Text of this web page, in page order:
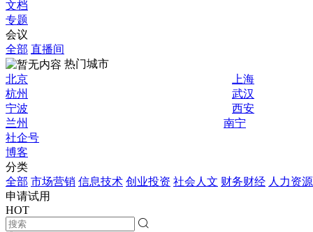
文档
专题
会议
全部 直播间
热门城市
北京
上海
杭州
武汉
宁波
西安
兰州
南宁
社企号
博客
分类
全部 市场营销 信息技术 创业投资 社会人文 财务财经 人力资源
申请试用
HOT